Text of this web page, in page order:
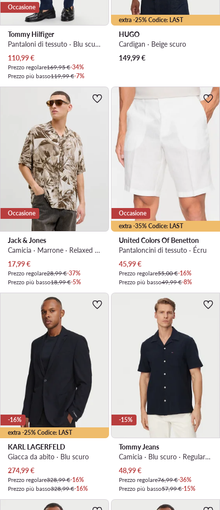
Occasione
Tommy Hilfiger
Pantaloni di tessuto · Blu scuro · Regular Fit
Prezzo attuale
110,99€
Prezzo regolare169,95 €-34%
Prezzo più basso119,99 €-7%
extra -25% Codice: LAST
HUGO
Cardigan · Beige scuro
149,99€
Occasione
Jack & Jones
Camicia · Marrone · Relaxed Fit
Prezzo attuale
17,99€
Prezzo regolare28,99 €-37%
Prezzo più basso18,99 €-5%
extra -35% Codice: LAST
Occasione
United Colors Of Benetton
Pantaloncini di tessuto · Écru
Prezzo attuale
45,99€
Prezzo regolare55,00 €-16%
Prezzo più basso49,99 €-8%
extra -25% Codice: LAST
-16%
KARL LAGERFELD
Giacca da abito · Blu scuro
Prezzo attuale
274,99€
Prezzo regolare328,99 €-16%
Prezzo più basso328,99 €-16%
-15%
Tommy Jeans
Camicia · Blu scuro · Regular Fit
Prezzo attuale
48,99€
Prezzo regolare76,99 €-36%
Prezzo più basso57,99 €-15%